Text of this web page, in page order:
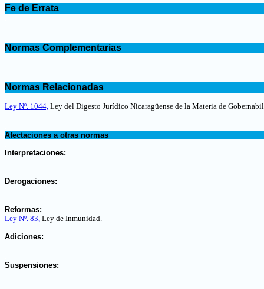
Fe de Errata
Normas Complementarias
Normas Relacionadas
Ley Nº. 1044, Ley del Digesto Jurídico Nicaragüense de la Materia de
Afectaciones a otras normas
Interpretaciones:
Derogaciones:
Reformas:
Ley Nº. 83, Ley de Inmunidad.
Adiciones:
Suspensiones: